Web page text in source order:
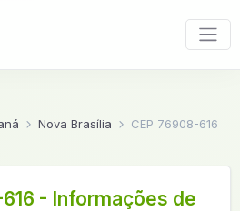
Nova Brasília CEP 76908-616
- Informações de